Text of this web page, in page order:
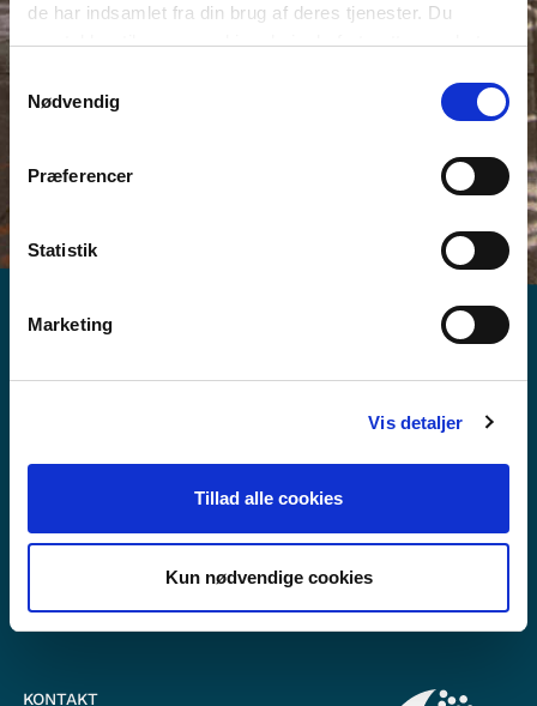
de har indsamlet fra din brug af deres tjenester. Du
samtykker til vores cookies, hvis du fortsætter med at
Samtykkevalg
Nødvendig
Præferencer
Statistik
Marketing
Vis detaljer
Tillad alle cookies
Kun nødvendige cookies
Følg os på Instagram
KONTAKT